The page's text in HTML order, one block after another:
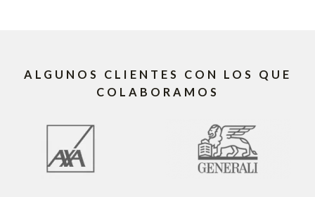
ALGUNOS CLIENTES CON LOS QUE
COLABORAMOS